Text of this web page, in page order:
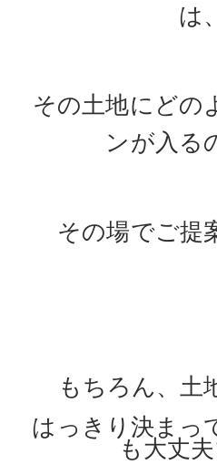
は、
その土地にどの
ンが入る
その場でご提
もちろん、土
はっきり決まっ
も大丈夫